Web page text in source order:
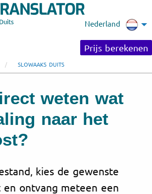
Nederland
Prijs berekenen
SLOWAAKS DUITS
weten wat
naar het
kies de gewenste
ontvang meteen een